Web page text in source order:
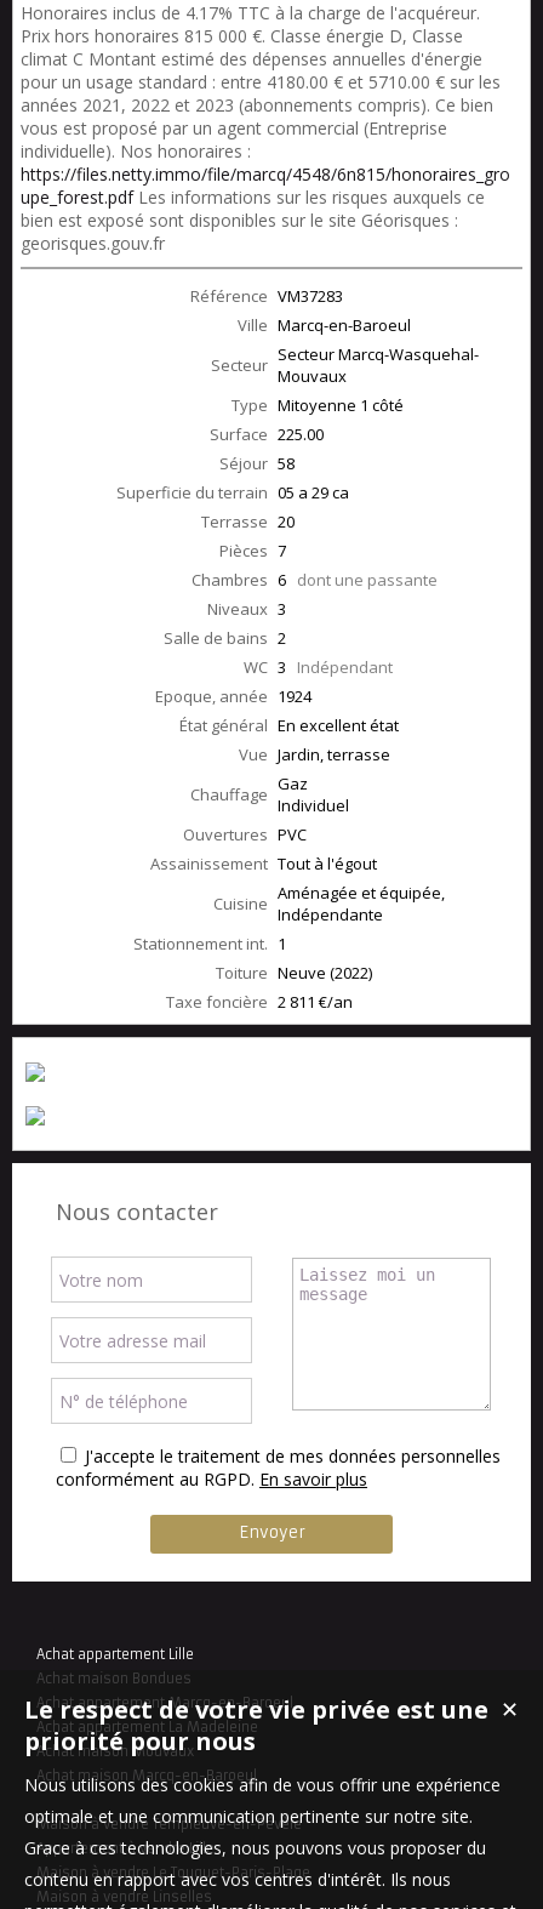
Honoraires inclus de 4.17% TTC à la charge de l'acquéreur.
Prix hors honoraires 815 000 €. Classe énergie D, Classe
climat C Montant estimé des dépenses annuelles d'énergie
pour un usage standard : entre 4180.00 € et 5710.00 € sur les
années 2021, 2022 et 2023 (abonnements compris). Ce bien
vous est proposé par un agent commercial (Entreprise
individuelle). Nos honoraires :
https://files.netty.immo/file/marcq/4548/6n815/honoraires_gro
upe_forest.pdfLes informations sur les risques auxquels ce
bien est exposé sont disponibles sur le site Géorisques :
georisques.gouv.fr
Référence VM37283
Ville Marcq-en-Baroeul
Secteur Secteur Marcq-Wasquehal-
Mouvaux
Type Mitoyenne 1 côté
Surface 225.00
Séjour 58
Superficie du terrain 05 a 29 ca
Terrasse 20
Pièces 7
Chambres 6 dont une passante
Niveaux 3
Salle de bains 2
WC 3 Indépendant
Epoque, année 1924
État général En excellent état
Vue Jardin, terrasse
Chauffage Gaz
Individuel
Ouvertures PVC
Assainissement Tout à l'égout
Cuisine Aménagée et équipée,
Indépendante
Stationnement int. 1
Toiture Neuve (2022)
Taxe foncière 2 811 €/an
Nous contacter
J'accepte le traitement de mes données personnelles
conformément au RGPD. En savoir plus
Achat appartement Lille
Achat maison Bondues
Achat appartement Marcq-en-Baroeul
Achat appartement La Madeleine
Achat maison Mouvaux
Achat maison Marcq-en-Baroeul
Maison à vendre Templeuve-en-Pévèle
Appartement à vendre Lille
Maison à vendre Le Touquet-Paris-Plage
Maison à vendre Linselles
✕
Le respect de votre vie privée est une
priorité pour nous
Nous utilisons des cookies afin de vous offrir une expérience
optimale et une communication pertinente sur notre site.
Grace à ces technologies, nous pouvons vous proposer du
contenu en rapport avec vos centres d'intérêt. Ils nous